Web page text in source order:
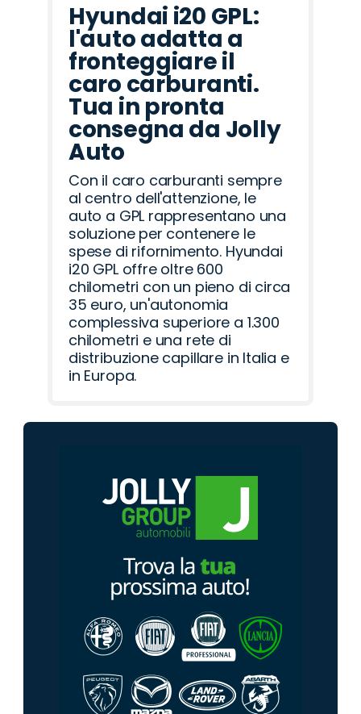
Hyundai i20 GPL:
l'auto adatta a
fronteggiare il
caro carburanti.
Tua in pronta
consegna da Jolly
Auto
Con il caro carburanti sempre
al centro dell'attenzione, le
auto a GPL rappresentano una
soluzione per contenere le
spese di rifornimento. Hyundai
i20 GPL offre oltre 600
chilometri con un pieno di circa
35 euro, un'autonomia
complessiva superiore a 1.300
chilometri e una rete di
distribuzione capillare in Italia e
in Europa.